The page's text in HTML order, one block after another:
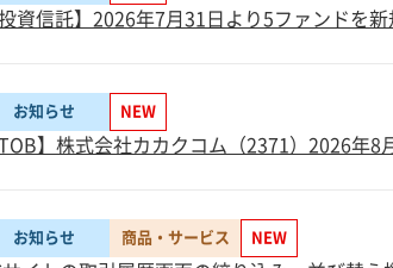
投資信託】2026年7月31日より5ファンドを新
お知らせ NEW
TOB】株式会社カカクコム（2371）2026年
お知らせ 商品・サービス NEW